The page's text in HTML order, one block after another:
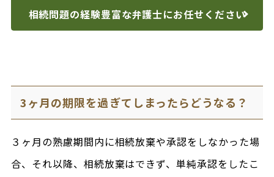
相続問題の経験豊富な弁護士にお任せください
3ヶ月の期限を過ぎてしまったらどうなる？
３ヶ月の熟慮期間内に相続放棄や承認をしなかった場
合、それ以降、相続放棄はできず、単純承認をしたこ